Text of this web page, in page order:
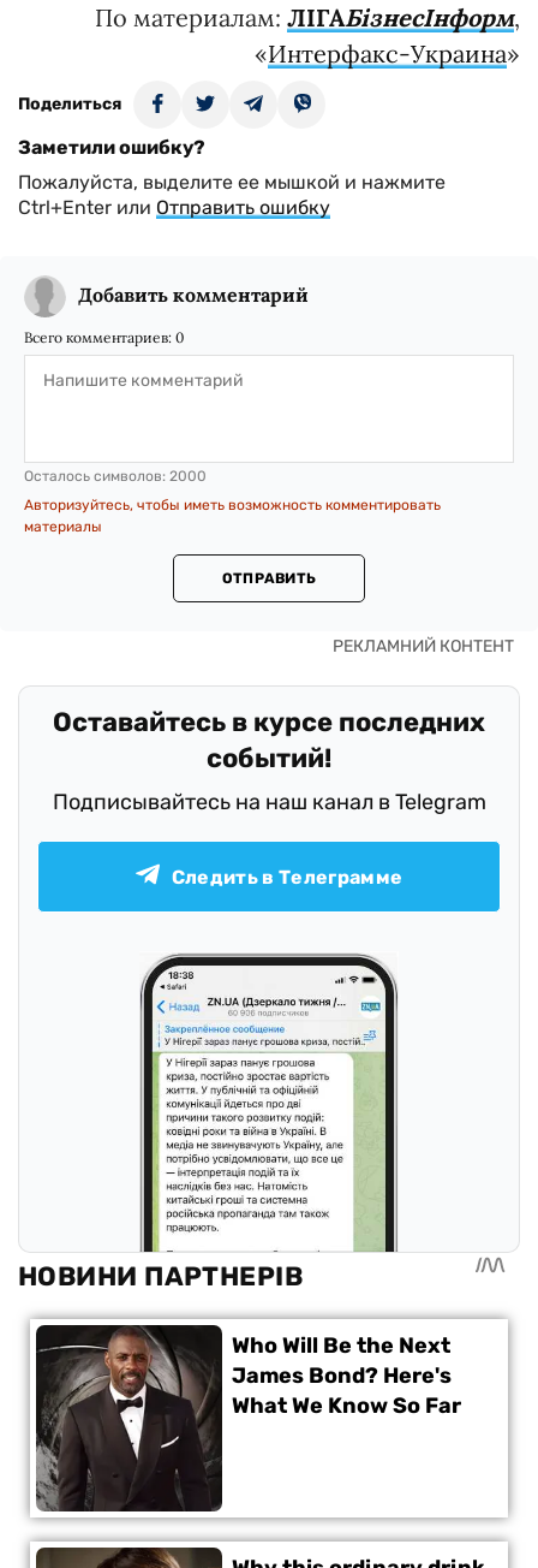
По материалам: ЛIГАБiзнесIнформ,
«Интерфакс-Украина»
Поделиться
Заметили ошибку?
Пожалуйста, выделите ее мышкой и нажмите
Ctrl+Enter или Отправить ошибку
Добавить комментарий
Всего комментариев: 0
Осталось символов: 2000
Авторизуйтесь, чтобы иметь возможность комментировать
материалы
ОТПРАВИТЬ
Оставайтесь в курсе последних
событий!
Подписывайтесь на наш канал в Telegram
Следить в Телеграмме